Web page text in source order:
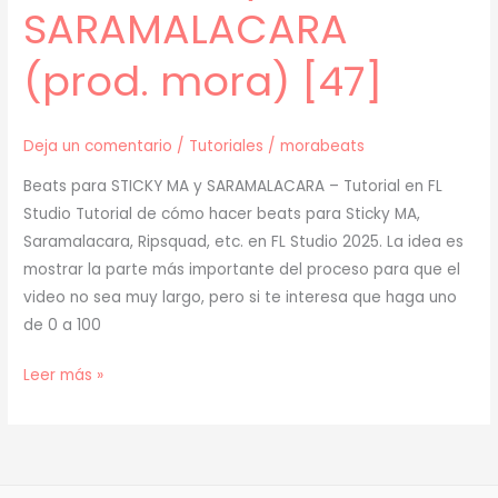
SARAMALACARA
(prod. mora) [47]
Deja un comentario / Tutoriales /morabeats
Beats para STICKY MA y SARAMALACARA – Tutorial en FL
Studio Tutorial de cómo hacer beats para Sticky MA,
Saramalacara, Ripsquad, etc. en FL Studio 2025. La idea es
mostrar la parte más importante del proceso para que el
video no sea muy largo, pero si te interesa que haga uno
de 0 a 100
[
Leer más »